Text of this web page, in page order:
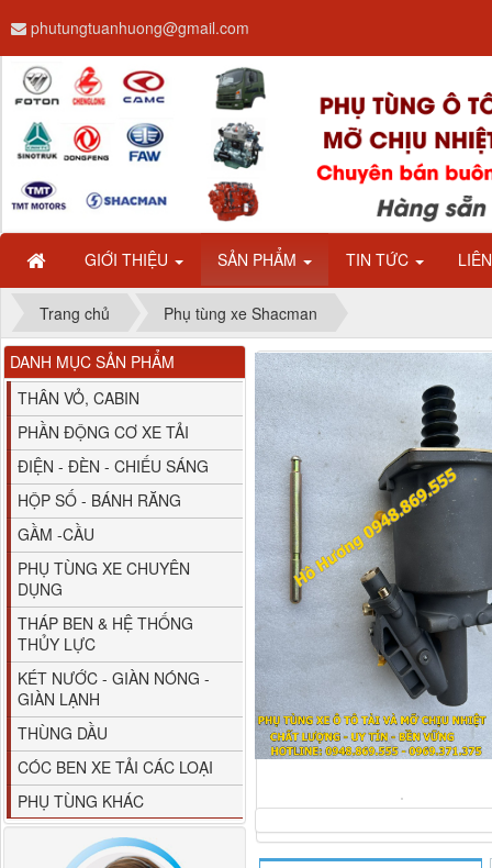
GIỚI THIỆU SẢN PHẨM TIN TỨC
phutungtuanhuong@gmail.com
Trang chủ Phụ tùng xe Shacman
DANH MỤC SẢN PHẨM
THÂN VỎ, CABIN
PHẦN ĐỘNG CƠ XE TẢI
ĐIỆN - ĐÈN - CHIẾU SÁNG
HỘP SỐ - BÁNH RĂNG
GẦM -CẦU
PHỤ TÙNG XE CHUYÊN
DỤNG
THÁP BEN & HỆ THỐNG
THỦY LỰC
KÉT NƯỚC - GIÀN NÓNG -
GIÀN LẠNH
THÙNG DẦU
CÓC BEN XE TẢI CÁC LOẠI
PHỤ TÙNG KHÁC
Dây ga CAMC H08 dài
2.68m
Bình nước phụ
Chenglong hải âu...
80YHCB-60 Bơm xăng
dầu 60m3/h...